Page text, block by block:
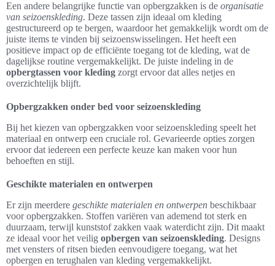
Een andere belangrijke functie van opbergzakken is de organisatie
van seizoenskleding. Deze tassen zijn ideaal om kleding
gestructureerd op te bergen, waardoor het gemakkelijk wordt om de
juiste items te vinden bij seizoenswisselingen. Het heeft een
positieve impact op de efficiënte toegang tot de kleding, wat de
dagelijkse routine vergemakkelijkt. De juiste indeling in de
opbergtassen voor kleding zorgt ervoor dat alles netjes en
overzichtelijk blijft.
Opbergzakken onder bed voor seizoenskleding
Bij het kiezen van opbergzakken voor seizoenskleding speelt het
materiaal en ontwerp een cruciale rol. Gevarieerde opties zorgen
ervoor dat iedereen een perfecte keuze kan maken voor hun
behoeften en stijl.
Geschikte materialen en ontwerpen
Er zijn meerdere geschikte materialen en ontwerpen beschikbaar
voor opbergzakken. Stoffen variëren van ademend tot sterk en
duurzaam, terwijl kunststof zakken vaak waterdicht zijn. Dit maakt
ze ideaal voor het veilig opbergen van seizoenskleding. Designs
met vensters of ritsen bieden eenvoudigere toegang, wat het
opbergen en terughalen van kleding vergemakkelijkt.